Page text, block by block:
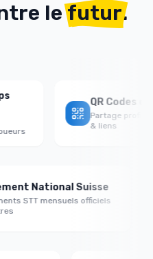
lefutur.
QR Codes de
Partage profils
& liens
National Suisse
STT mensuels officiels